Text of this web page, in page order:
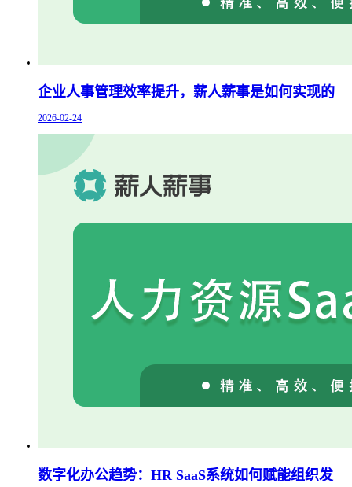
企业人事管理效率提升，薪人薪事是如何实现的
2026-02-24
数字化办公趋势：HR SaaS系统如何赋能组织发